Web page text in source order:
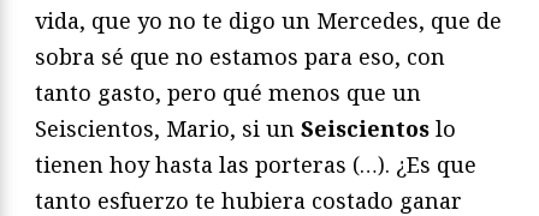
vida, que yo no te digo un Mercedes, que de
sobra sé que no estamos para eso, con
tanto gasto, pero qué menos que un
Seiscientos, Mario, si un Seiscientos lo
tienen hoy hasta las porteras (…). ¿Es que
tanto esfuerzo te hubiera costado ganar